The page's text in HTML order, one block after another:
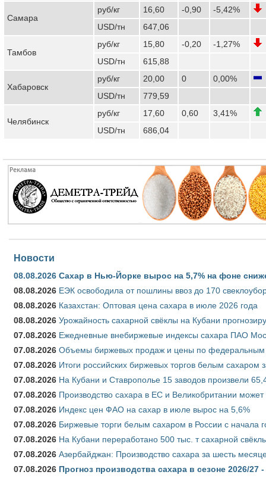
Самара
руб/кг 16,60 -0,90
-5,42%
USD/тн
647,06
Тамбов
руб/кг 15,80 -0,20
-1,27%
USD/тн
615,88
Хабаровск
руб/кг 20,00 0
0,00%
USD/тн
779,59
Челябинск
руб/кг 17,60 0,60
3,41%
USD/тн
686,04
Новости
08.08.2026 Сахар в Нью-Йорке вырос на 5,7% на фоне
08.08.2026 ЕЭК освободила от пошлины ввоз до 170
08.08.2026 Казахстан: Оптовая цена сахара в июле 2026 года
08.08.2026 Урожайность сахарной свёклы на Кубани
07.08.2026 Ежедневные внебиржевые индексы сахара ПАО
07.08.2026 Объемы биржевых продаж и цены по федеральным
07.08.2026 Итоги российских биржевых торгов белым сахаром
07.08.2026 На Кубани и Ставрополье 15 заводов произвели
07.08.2026 Производство сахара в ЕС и Великобритании
07.08.2026 Индекс цен ФАО на сахар в июле вырос на 5,6%
07.08.2026 Биржевые торги белым сахаром в России с начала
07.08.2026 На Кубани переработано 500 тыс. т сахарной
07.08.2026 Азербайджан: Производство сахара за шесть
07.08.2026 Прогноз производства сахара в сезоне 2026/